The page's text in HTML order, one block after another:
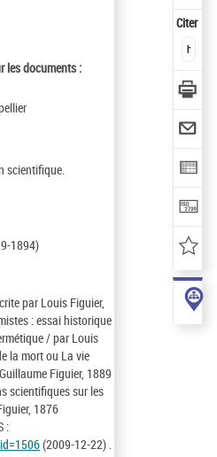
les documents :
scientifique.
1894)
par Louis Figuier,
: essai historique
/ par Louis
la mort ou La vie
Figuier, 1889
scientifiques sur les
1876
:
(2009-12-22) .
Citer